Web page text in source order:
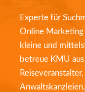
Experte für
Online
kleine und
betreue KMU